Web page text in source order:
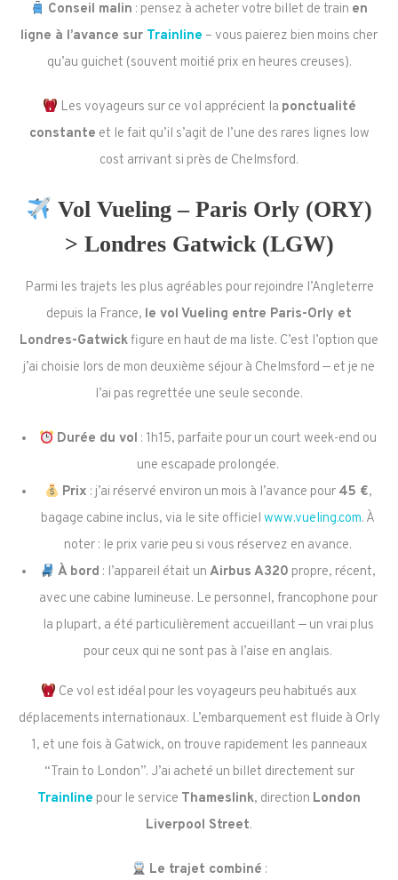
Conseil malin : pensez à acheter votre billet de train en
ligne à l’avance sur Trainline – vous paierez bien moins cher
qu’au guichet (souvent moitié prix en heures creuses).
Les voyageurs sur ce vol apprécient la ponctualité
constante et le fait qu’il s’agit de l’une des rares lignes low
cost arrivant si près de Chelmsford.
Vol Vueling – Paris Orly (ORY)
> Londres Gatwick (LGW)
Parmi les trajets les plus agréables pour rejoindre l’Angleterre
depuis la France, le vol Vueling entre Paris-Orly et
Londres-Gatwickfigure en haut de ma liste. C’est l’option que
j’ai choisie lors de mon deuxième séjour à Chelmsford — et je ne
l’ai pas regrettée une seule seconde.
Durée du vol : 1h15, parfaite pour un court week-end ou
une escapade prolongée.
Prix : j’ai réservé environ un mois à l’avance pour 45 €,
bagage cabine inclus, via le site officiel www.vueling.com. À
noter : le prix varie peu si vous réservez en avance.
À bord : l’appareil était unAirbus A320 propre, récent,
avec une cabine lumineuse. Le personnel, francophone pour
la plupart, a été particulièrement accueillant — un vrai plus
pour ceux qui ne sont pas à l’aise en anglais.
Ce vol est idéal pour les voyageurs peu habitués aux
déplacements internationaux. L’embarquement est fluide à Orly
1, et une fois à Gatwick, on trouve rapidement les panneaux
“Train to London”. J’ai acheté un billet directement sur
Trainline pour le service Thameslink, direction London
Liverpool Street.
Le trajet combiné :